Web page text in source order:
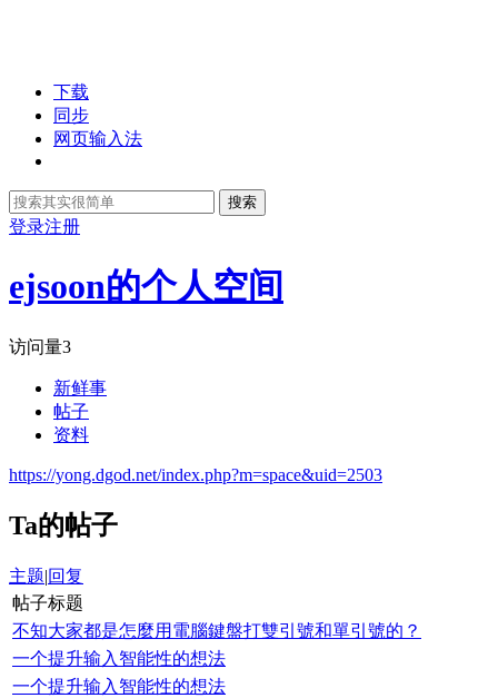
下载
同步
网页输入法
搜索
登录注册
ejsoon的个人空间
访问量3
新鲜事
帖子
资料
https://yong.dgod.net/index.php?m=space&uid=2503
Ta的帖子
主题|回复
帖子标题
不知大家都是怎麼用電腦鍵盤打雙引號和單引號的？
一个提升输入智能性的想法
一个提升输入智能性的想法